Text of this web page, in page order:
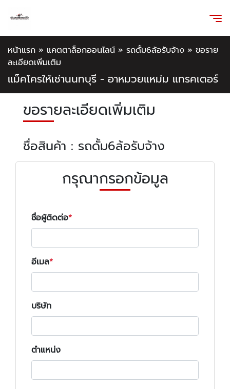
หน้าแรก » แคตตาล็อกออนไลน์ » รถดั้ม6ล้อรับจ้าง » ขอราย
ละเอียดเพิ่มเติม
แม็คโครให้เช่านนทบุรี - อาหมวยแหม่ม แทรคเตอร์
ขอรายละเอียดเพิ่มเติม
ชื่อสินค้า : รถดั้ม6ล้อรับจ้าง
กรุณากรอกข้อมูล
ชื่อผู้ติดต่อ
อีเมล
บริษัท
ตำแหน่ง